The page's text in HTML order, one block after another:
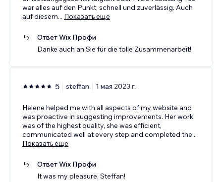
war alles auf den Punkt, schnell und zuverlässig. Auch
auf diesem... Показать еще
Ответ Wix Профи
Danke auch an Sie für die tolle Zusammenarbeit!
5 steffan 1 мая 2023 г.
Helene helped me with all aspects of my website and
was proactive in suggesting improvements. Her work
was of the highest quality, she was efficient,
communicated well at every step and completed the...
Показать еще
Ответ Wix Профи
It was my pleasure, Steffan!